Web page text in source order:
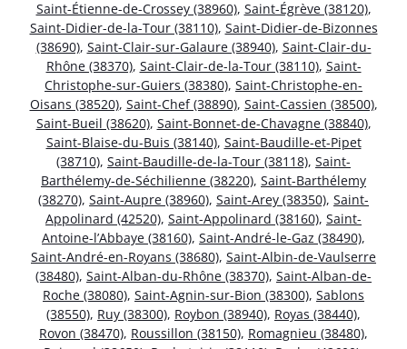
Saint-Étienne-de-Crossey (38960), Saint-Égrève (38120),
Saint-Didier-de-la-Tour (38110), Saint-Didier-de-Bizonnes
(38690), Saint-Clair-sur-Galaure (38940), Saint-Clair-du-
Rhône (38370), Saint-Clair-de-la-Tour (38110), Saint-
Christophe-sur-Guiers (38380), Saint-Christophe-en-
Oisans (38520), Saint-Chef (38890), Saint-Cassien (38500),
Saint-Bueil (38620), Saint-Bonnet-de-Chavagne (38840),
Saint-Blaise-du-Buis (38140), Saint-Baudille-et-Pipet
(38710), Saint-Baudille-de-la-Tour (38118), Saint-
Barthélemy-de-Séchilienne (38220), Saint-Barthélemy
(38270), Saint-Aupre (38960), Saint-Arey (38350), Saint-
Appolinard (42520), Saint-Appolinard (38160), Saint-
Antoine-l’Abbaye (38160), Saint-André-le-Gaz (38490),
Saint-André-en-Royans (38680), Saint-Albin-de-Vaulserre
(38480), Saint-Alban-du-Rhône (38370), Saint-Alban-de-
Roche (38080), Saint-Agnin-sur-Bion (38300), Sablons
(38550), Ruy (38300), Roybon (38940), Royas (38440),
Rovon (38470), Roussillon (38150), Romagnieu (38480),